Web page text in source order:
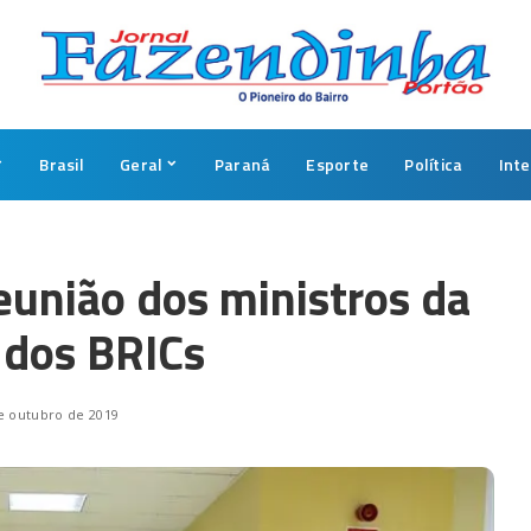
Brasil Geral Paraná Esporte Política
dos ministros da
BRICs
outubro de 2019